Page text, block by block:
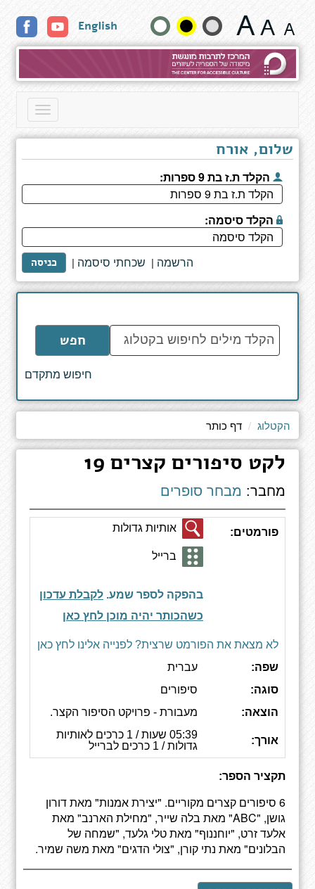
סיפורים
קצרים
שנה
גודל
טקסט
English
Toggle
שלום, אורח
הקלד ת.ז בת 9 ספרות:
הקלד סיסמה:
כניסה | שכחתי סיסמה | הרשמה
הקלד
מילים
לחיפוש
חפש
חיפוש מתקדם
הקטלוג דף כותר
לקט סיפורים קצרים 19
מחבר: מבחר סופרים
פורמטים: אותיות גדולות
ברייל
בהפקה לספר שמע. לקבלת עדכון
כשהכותר יהיה מוכן לחץ כאן
לא מצאת את הפורמט שרצית? לפנייה אלינו לחץ כאן
שפה:
עברית
סוגה:
סיפורים
הוצאה:
מעבורת - פרויקט הסיפור הקצר.
אורך:
05:39 שעות / 1 כרכים לאותיות
גדולות / 1 כרכים לברייל
תקציר הספר:
6 סיפורים קצרים מקוריים. "יצירת אמנות" מאת דורון
גושן, "ABC" מאת בלה שייר, "מחילת הארנב" מאת
אלעד זרט, "יוחננוף" מאת טלי גלעד, "שמחה של
הבלונים" מאת נתי קורן, "צולי הדגים" מאת משה שמיר.